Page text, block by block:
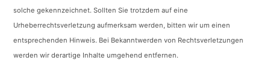
solche gekennzeichnet. Sollten Sie trotzdem auf eine
Urheberrechtsverletzung aufmerksam werden, bitten wir um einen
entsprechenden Hinweis. Bei Bekanntwerden von Rechtsverletzungen
werden wir derartige Inhalte umgehend entfernen.